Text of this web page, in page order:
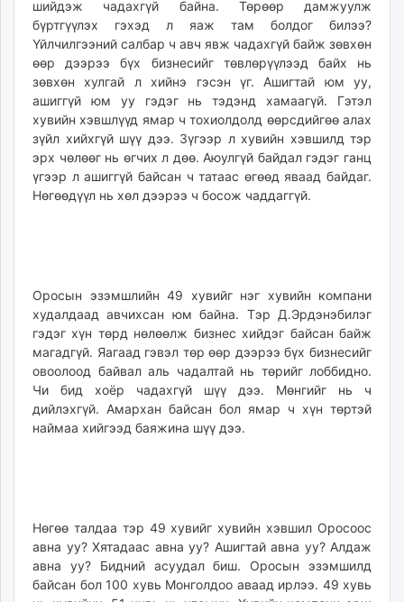
шийдэж чадахгүй байна. Төрөөр дамжуулж
бүртгүүлэх гэхэд л яаж там болдог билээ?
Үйлчилгээний салбар ч авч явж чадахгүй байж зөвхөн
өөр дээрээ бүх бизнесийг төвлөрүүлээд байх нь
зөвхөн хулгай л хийнэ гэсэн үг. Ашигтай юм уу,
ашиггүй юм уу гэдэг нь тэдэнд хамаагүй. Гэтэл
хувийн хэвшлүүд ямар ч тохиолдолд өөрсдийгөө алах
зүйл хийхгүй шүү дээ. Зүгээр л хувийн хэвшилд тэр
эрх чөлөөг нь өгчих л дөө. Аюулгүй байдал гэдэг ганц
үгээр л ашиггүй байсан ч татаас өгөөд яваад байдаг.
Нөгөөдүүл нь хөл дээрээ ч босож чаддаггүй.
Оросын эзэмшлийн 49 хувийг нэг хувийн компани
худалдаад авчихсан юм байна. Тэр Д.Эрдэнэбилэг
гэдэг хүн төрд нөлөөлж бизнес хийдэг байсан байж
магадгүй. Яагаад гэвэл төр өөр дээрээ бүх бизнесийг
овоолоод байвал аль чадалтай нь төрийг лоббидно.
Чи бид хоёр чадахгүй шүү дээ. Мөнгийг нь ч
дийлэхгүй. Амархан байсан бол ямар ч хүн төртэй
наймаа хийгээд баяжина шүү дээ.
Нөгөө талдаа тэр 49 хувийг хувийн хэвшил Оросоос
авна уу? Хятадаас авна уу? Ашигтай авна уу? Алдаж
авна уу? Бидний асуудал биш. Оросын эзэмшилд
байсан бол 100 хувь Монголдоо аваад ирлээ. 49 хувь